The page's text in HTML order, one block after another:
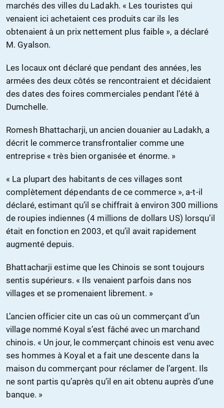
marchés des villes du Ladakh. « Les touristes qui
venaient ici achetaient ces produits car ils les
obtenaient à un prix nettement plus faible », a déclaré
M. Gyalson.
Les locaux ont déclaré que pendant des années, les
armées des deux côtés se rencontraient et décidaient
des dates des foires commerciales pendant l’été à
Dumchelle.
Romesh Bhattacharji, un ancien douanier au Ladakh, a
décrit le commerce transfrontalier comme une
entreprise « très bien organisée et énorme. »
« La plupart des habitants de ces villages sont
complètement dépendants de ce commerce », a-t-il
déclaré, estimant qu’il se chiffrait à environ 300 millions
de roupies indiennes (4 millions de dollars US) lorsqu’il
était en fonction en 2003, et qu’il avait rapidement
augmenté depuis.
Bhattacharji estime que les Chinois se sont toujours
sentis supérieurs. « Ils venaient parfois dans nos
villages et se promenaient librement. »
L’ancien officier cite un cas où un commerçant d’un
village nommé Koyal s’est fâché avec un marchand
chinois. « Un jour, le commerçant chinois est venu avec
ses hommes à Koyal et a fait une descente dans la
maison du commerçant pour réclamer de l’argent. Ils
ne sont partis qu’après qu’il en ait obtenu auprès d’une
banque. »